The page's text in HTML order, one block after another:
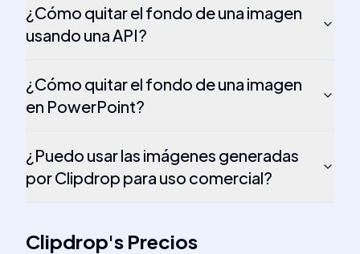
¿Cómo quitar el fondo de una imagen
usando una API?
¿Cómo quitar el fondo de una imagen
en PowerPoint?
¿Puedo usar las imágenes generadas
por Clipdrop para uso comercial?
Clipdrop's Precios